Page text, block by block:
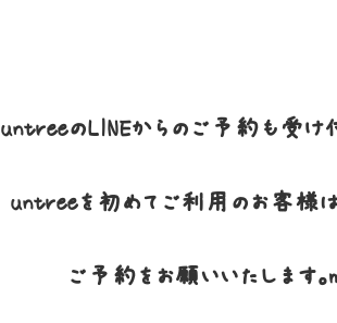
untreeのLINEからのご予約も受け
untreeを初めてご利用のお客様
ご予約をお願いいたします。